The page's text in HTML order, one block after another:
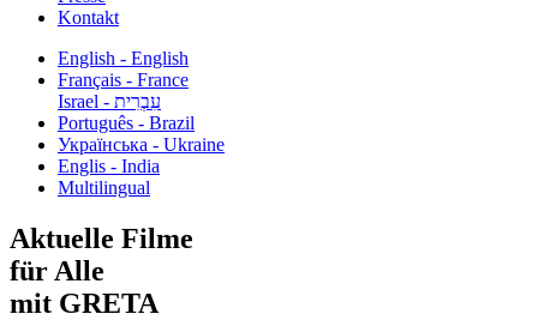
Kontakt
English - English
Français - France
עִבְרִית - Israel
Português - Brazil
Українська - Ukraine
Englis - India
Multilingual
Aktuelle Filme
für Alle
mit GRETA